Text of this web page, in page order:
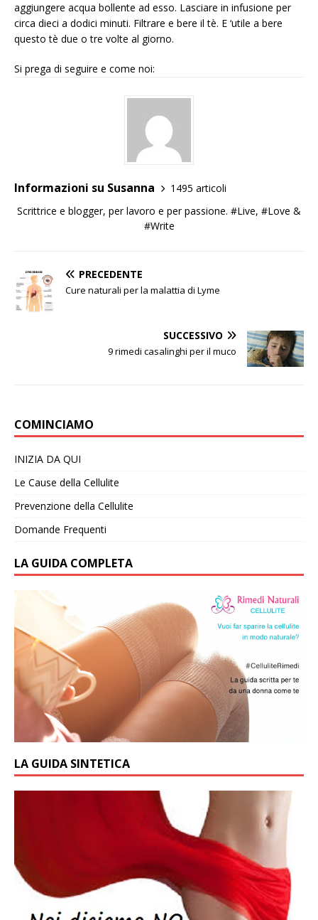
aggiungere acqua bollente ad esso. Lasciare in infusione per
circa dieci a dodici minuti. Filtrare e bere il tè. E ‘utile a bere
questo tè due o tre volte al giorno.
Si prega di seguire e come noi:
Informazioni su Susanna
1495 articoli
Scrittrice e blogger, per lavoro e per passione. #Live, #Love &
#Write
PRECEDENTE
Cure naturali per la malattia di Lyme
SUCCESSIVO
9 rimedi casalinghi per il muco
COMINCIAMO
INIZIA DA QUI
Le Cause della Cellulite
Prevenzione della Cellulite
Domande Frequenti
LA GUIDA COMPLETA
LA GUIDA SINTETICA